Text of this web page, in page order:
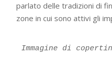
parlato delle tradizioni di
zone in cui sono attivi gli
Immagine di